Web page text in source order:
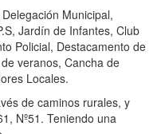
Municipal,
Jardín de Infantes, Club
Policial, Destacamento de
veranos, Cancha de
Locales.
de caminos rurales, y
Nº51. Teniendo una